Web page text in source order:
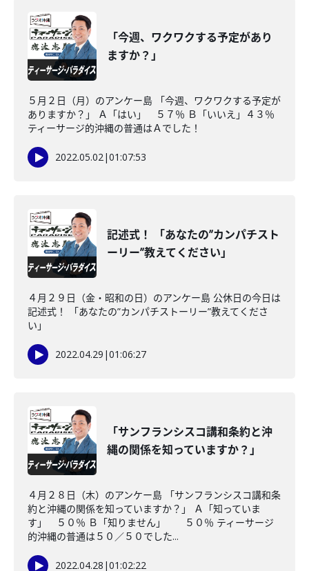
「今週、ワクワクする予定があり
ますか？」
５月２日（月）のアンケー島 「今週、ワクワクする予定が
ありますか？」 Ａ「はい」 ５７％ Ｂ「いいえ」４３％
ティーサージ的沖縄の普通はＡでした！
2022.05.02|01:07:53
記述式！ 「あなたの”カンパチスト
ーリー”教えてください」
４月２９日（金・昭和の日）のアンケー島 公休日の今日は
記述式！ 「あなたの”カンパチストーリー”教えてくださ
い」
2022.04.29 |01:06:27
「サンフランシスコ講和条約と沖
縄の関係を知っていますか？」
４月２８日（木）のアンケー島 「サンフランシスコ講和条
約と沖縄の関係を知っていますか？」 Ａ「知っていま
す」 ５０％ Ｂ「知りません」 ５０％ ティーサージ
的沖縄の普通は５０／５０でした...
2022.04.28 |01:02:22